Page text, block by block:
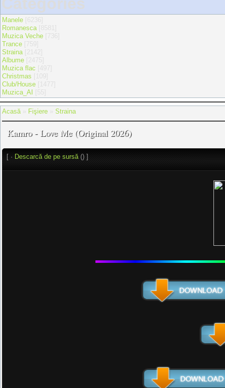
Manele
Romanesca
Muzica Veche
Trance
Straina
Albume
Muzica flac
Christmas
Club/House
Muzica_AI
Acasă» Fişiere Straina
Kamro - Love Me (Original 2026)
[ · Descarcă de pe sursă() ]